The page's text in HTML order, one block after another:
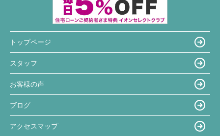
トップページ
スタッフ
お客様の声
ブログ
アクセスマップ